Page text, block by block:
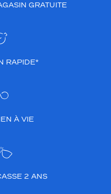
GRATUITE
RAPIDE*
À VIE
2 ANS